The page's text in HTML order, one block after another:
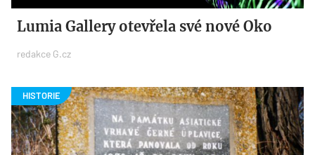
Lumia Gallery otevřela své nové Oko
redakce G.cz